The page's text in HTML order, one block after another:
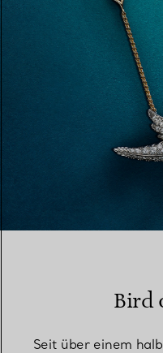
Bird
Seit über einem